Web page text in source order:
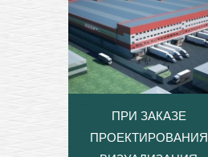
ПРИ ЗАКАЗЕ
ПРОЕКТИРОВАНИЯ